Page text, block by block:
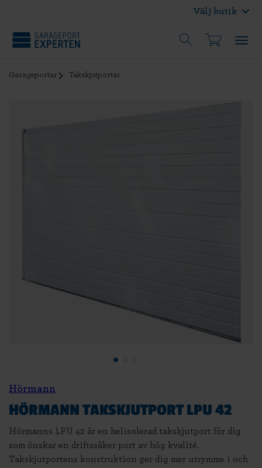
Välj butik
Garageportar Takskjutportar
Hörmann
HÖRMANN TAKSKJUTPORT LPU 42
Hörmanns LPU 42 är en helisolerad takskjutport för dig
som önskar en driftssäker port av hög kvalité.
Takskjutportens konstruktion ger dig mer utrymme i och